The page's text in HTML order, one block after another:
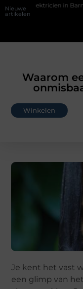
Nieuwe
artikelen
Barneveld De
Waarom
Winkelen
Je kent het vast
een glimp van